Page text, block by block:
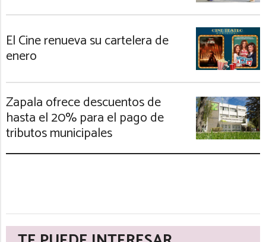
El Cine renueva su cartelera de
enero
Zapala ofrece descuentos de
hasta el 20% para el pago de
tributos municipales